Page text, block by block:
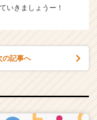
いきましょうー！
の記事へ